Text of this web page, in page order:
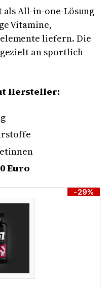
All-in-one-Lösung
Vitamine,
liefern. Die
an sportlich
Hersteller:
Euro
-29%